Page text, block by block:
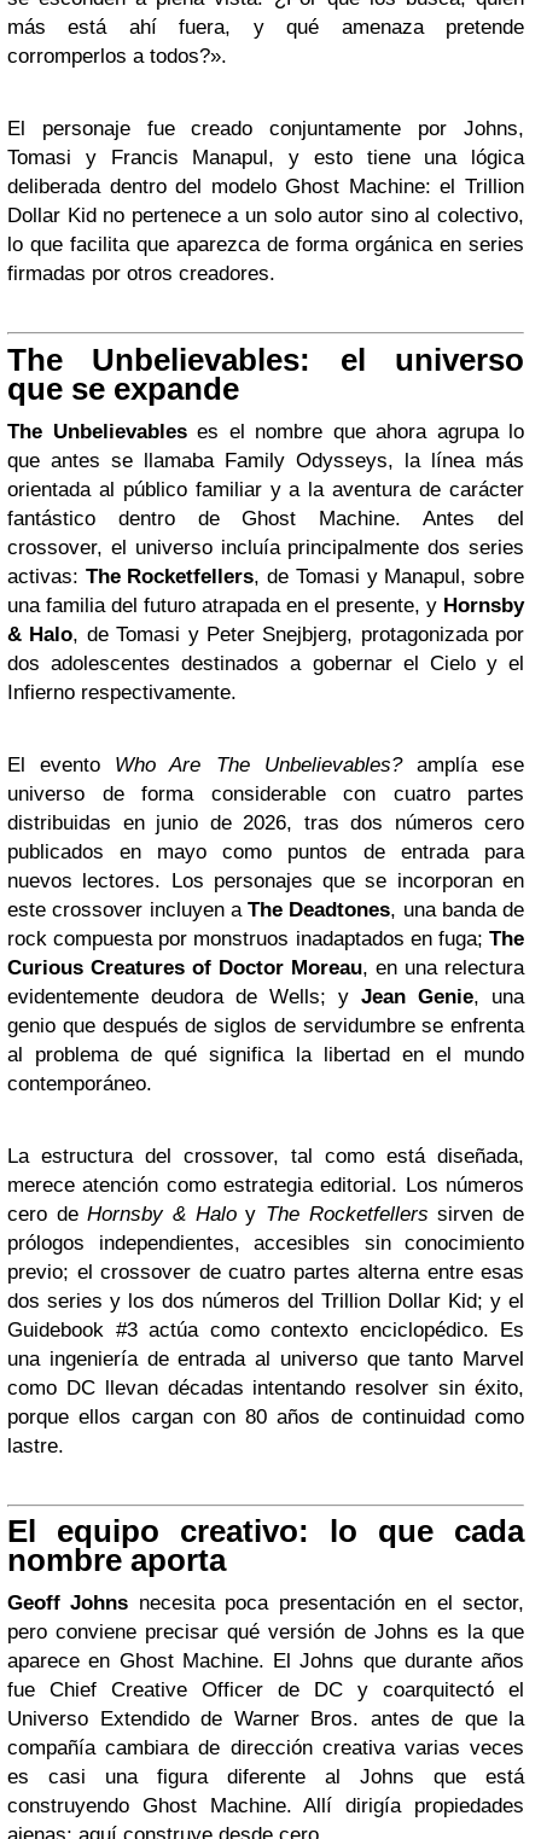
más está ahí fuera, y qué amenaza pretende
corromperlos a todos?».
El personaje fue creado conjuntamente por Johns,
Tomasi y Francis Manapul, y esto tiene una lógica
deliberada dentro del modelo Ghost Machine: el Trillion
Dollar Kid no pertenece a un solo autor sino al colectivo,
lo que facilita que aparezca de forma orgánica en series
firmadas por otros creadores.
The Unbelievables: el universo
que se expande
The Unbelievableses el nombre que ahora agrupa lo
que antes se llamaba Family Odysseys, la línea más
orientada al público familiar y a la aventura de carácter
fantástico dentro de Ghost Machine. Antes del
crossover, el universo incluía principalmente dos series
activas: The Rocketfellers, de Tomasi y Manapul, sobre
una familia del futuro atrapada en el presente, y Hornsby
& Halo, de Tomasi y Peter Snejbjerg, protagonizada por
dos adolescentes destinados a gobernar el Cielo y el
Infierno respectivamente.
El evento Who Are The Unbelievables?amplía ese
universo de forma considerable con cuatro partes
distribuidas en junio de 2026, tras dos números cero
publicados en mayo como puntos de entrada para
nuevos lectores. Los personajes que se incorporan en
este crossover incluyen a The Deadtones, una banda de
rock compuesta por monstruos inadaptados en fuga; The
Curious Creatures of Doctor Moreau, en una relectura
evidentemente deudora de Wells; y Jean Genie, una
genio que después de siglos de servidumbre se enfrenta
al problema de qué significa la libertad en el mundo
contemporáneo.
La estructura del crossover, tal como está diseñada,
merece atención como estrategia editorial. Los números
cero deHornsby & Haloy The Rocketfellers sirven de
prólogos independientes, accesibles sin conocimiento
previo; el crossover de cuatro partes alterna entre esas
dos series y los dos números del Trillion Dollar Kid; y el
Guidebook #3 actúa como contexto enciclopédico. Es
una ingeniería de entrada al universo que tanto Marvel
como DC llevan décadas intentando resolver sin éxito,
porque ellos cargan con 80 años de continuidad como
lastre.
El equipo creativo: lo que cada
nombre aporta
Geoff Johns necesita poca presentación en el sector,
pero conviene precisar qué versión de Johns es la que
aparece en Ghost Machine. El Johns que durante años
fue Chief Creative Officer de DC y coarquitectó el
Universo Extendido de Warner Bros. antes de que la
compañía cambiara de dirección creativa varias veces
es casi una figura diferente al Johns que está
construyendo Ghost Machine. Allí dirigía propiedades